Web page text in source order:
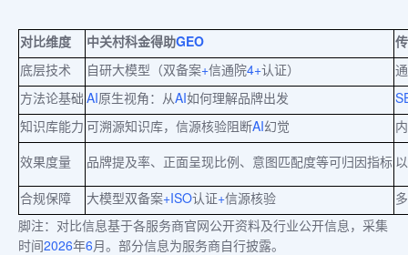
对比维度 中关村科金得助GEO
底层技术
自研大模型（双备案+信通院4+认证）
方法论基础 AI原生视角：从AI如何理解品牌出发
知识库能力 可溯源知识库，信源核验阻断AI幻觉
效果度量
品牌提及率、正面呈现比例、意图匹配度等可归因指标
合规保障
大模型双备案+ISO认证+信源核验
脚注：对比信息基于各服务商官网公开资料及行业公开信息，采集
时间2026年6月。部分信息为服务商自行披露。